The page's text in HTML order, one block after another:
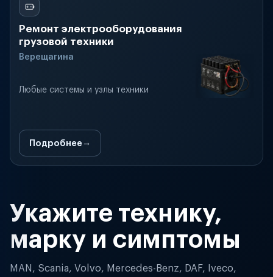
Ремонт электрооборудования
грузовой техники
Верещагина
Любые системы и узлы техники
Подробнее
Укажите технику,
марку и симптомы
MAN, Scania, Volvo, Mercedes-Benz, DAF, Iveco,